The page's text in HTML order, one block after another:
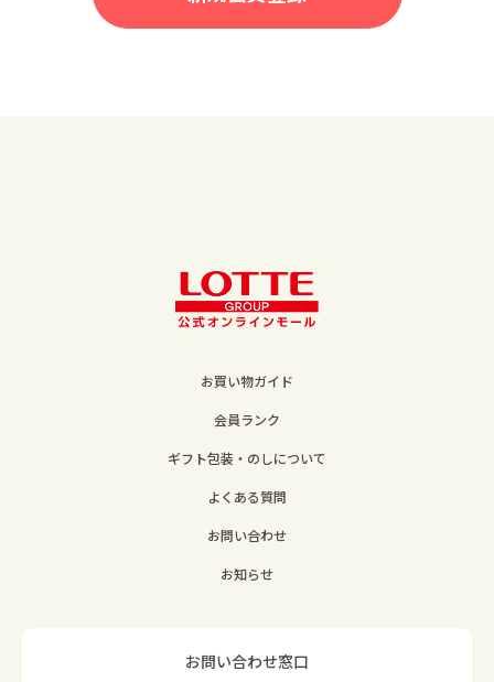
お買い物ガイド
会員ランク
ギフト包装・のしについて
よくある質問
お問い合わせ
お知らせ
お問い合わせ窓口